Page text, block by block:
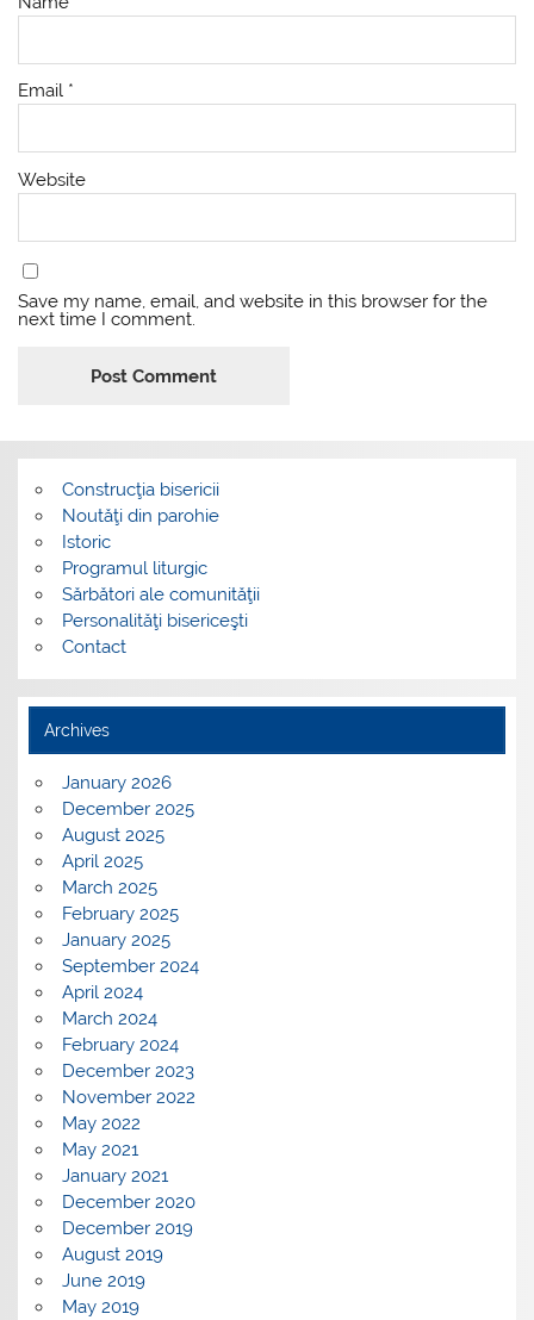
Email *
Website
Save my name, email, and website in this browser for the
next time I comment.
Construcţia bisericii
Noutăţi din parohie
Istoric
Programul liturgic
Sărbători ale comunităţii
Personalităţi bisericeşti
Contact
Archives
January 2026
December 2025
August 2025
April 2025
March 2025
February 2025
January 2025
September 2024
April 2024
March 2024
February 2024
December 2023
November 2022
May 2022
May 2021
January 2021
December 2020
December 2019
August 2019
June 2019
May 2019